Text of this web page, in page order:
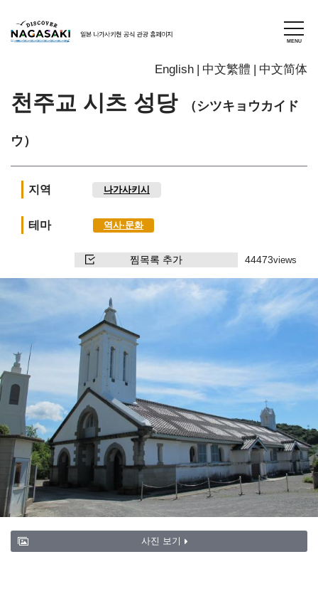
English 中文繁體 中文简体
천주교 시츠 성당 （シツキョウカイド
ウ）
지역 나가사키시
테마 역사∙문화
찜목록 추가 44473views
사진 보기